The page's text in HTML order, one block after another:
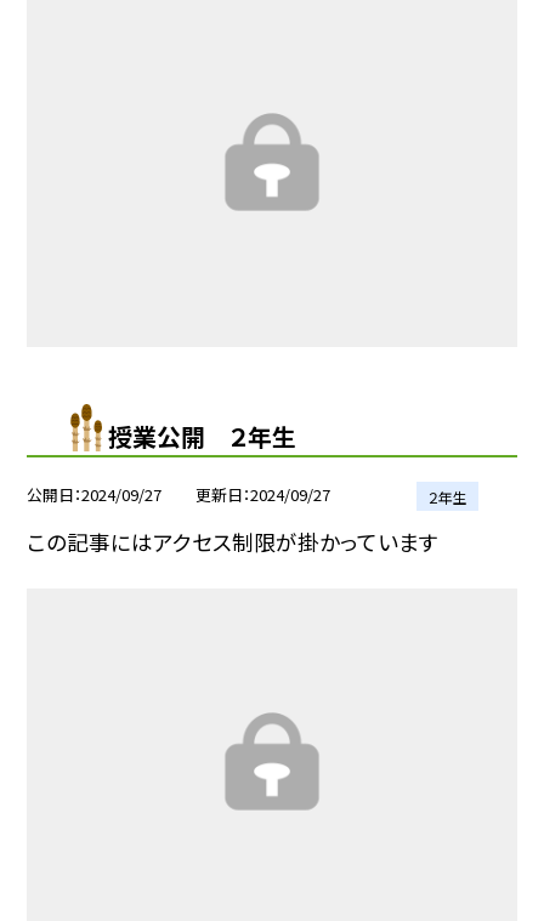
授業公開 ２年生
公開日 2024/09/27 更新日 2024/09/27 ２年生
この記事にはアクセス制限が掛かっています